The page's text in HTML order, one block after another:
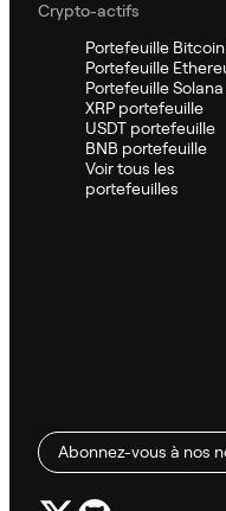
Crypto-actifs
Portefeuille Bitcoin
Portefeuille
Portefeuille Solana
XRP portefeuille
USDT portefeuille
BNB portefeuille
Voir tous les
portefeuilles
Abonnez-vous à nos